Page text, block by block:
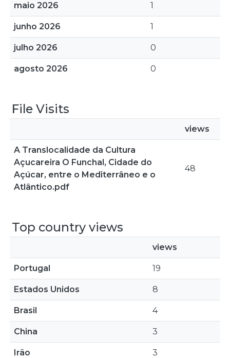
maio 2026 1
junho 2026 1
julho 2026 0
agosto 2026 0
File Visits
views
A Translocalidade da Cultura
Açucareira O Funchal, Cidade do
Açúcar, entre o Mediterrâneo e o
Atlântico.pdf
48
Top country views
views
Portugal 19
Estados Unidos 8
Brasil 4
China 3
Irão 3